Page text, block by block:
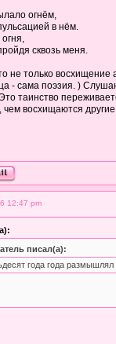
огнём,
в нём.
сквозь меня.
не только
- сама поэзия. )
таинство
чем восхищаются
12:47 pm
писал(а):
года года размышлял